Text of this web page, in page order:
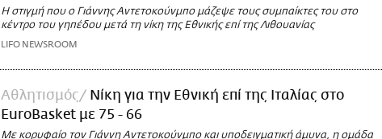
Η στιγμή που ο Γιάννης Αντετοκούνμπο μάζεψε τους συμπαίκτες του στο
κέντρο του γηπέδου μετά τη νίκη της Εθνικής επί της Λιθουανίας
LIFO NEWSROOM
Αθλητισμός
Νίκη για την Εθνική επί της Ιταλίας στο
EuroBasket με 75 - 66
Με κορυφαίο τον Γιάννη Αντετοκούνμπο και υποδειγματική άμυνα, η ομάδα